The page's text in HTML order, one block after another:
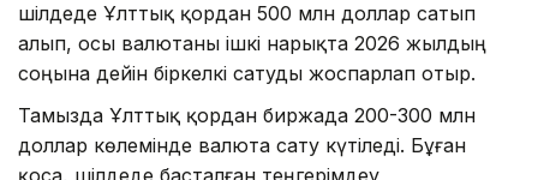
шілдеде Ұлттық қордан 500 млн доллар сатып
алып, осы валютаны ішкі нарықта 2026 жылдың
соңына дейін біркелкі сатуды жоспарлап отыр.
Тамызда Ұлттық қордан биржада 200-300 млн
доллар көлемінде валюта сату күтіледі. Бұған